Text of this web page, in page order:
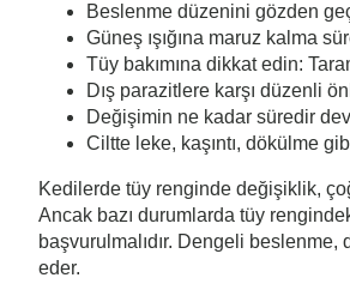
Beslenme düzenini gözden
Güneş ışığına maruz kalma
Tüy bakımına dikkat edin:
Dış parazitlere karşı düzenli
Değişimin ne kadar süredir
Ciltte leke, kaşıntı, dökülme
Kedilerde tüy renginde değişiklik,
Ancak bazı durumlarda tüy
başvurulmalıdır. Dengeli
eder.